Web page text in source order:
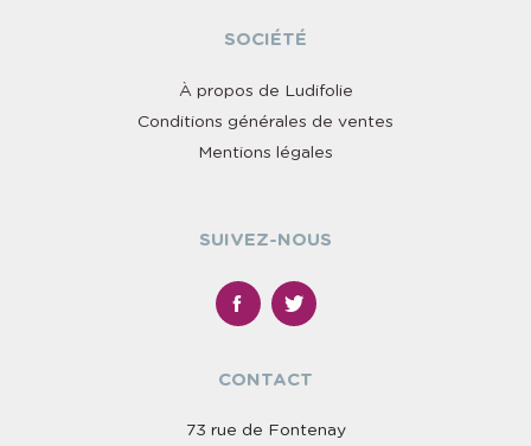
SOCIÉTÉ
À propos de Ludifolie
Conditions générales de ventes
Mentions légales
SUIVEZ-NOUS
CONTACT
73 rue de Fontenay